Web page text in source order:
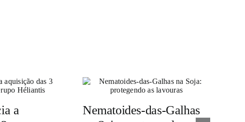
a
Nematoides-das-Galhas